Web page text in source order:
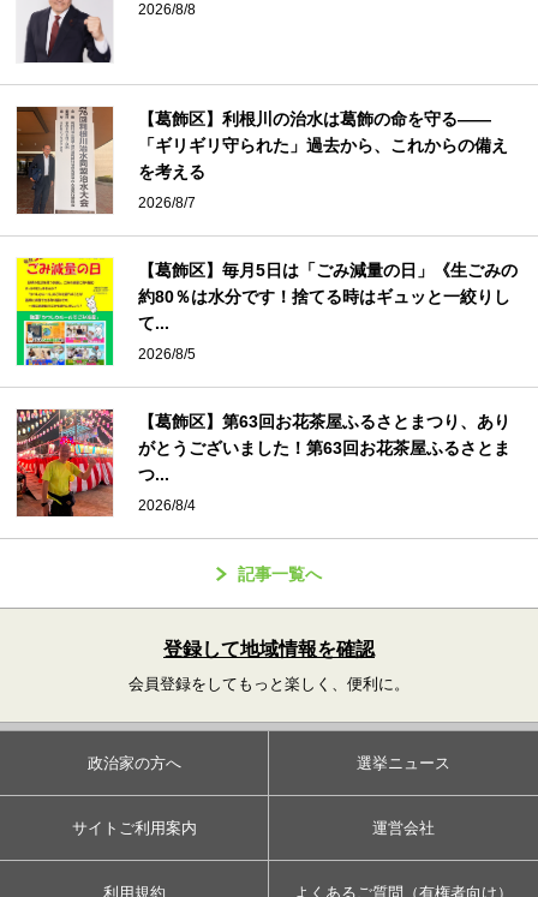
2026/8/8
【葛飾区】利根川の治水は葛飾の命を守る――
「ギリギリ守られた」過去から、これからの備え
を考える
2026/8/7
【葛飾区】毎月5日は「ごみ減量の日」《生ごみの
約80％は水分です！捨てる時はギュッと一絞りし
て...
2026/8/5
【葛飾区】第63回お花茶屋ふるさとまつり、あり
がとうございました！第63回お花茶屋ふるさとま
つ...
2026/8/4
記事一覧へ
登録して地域情報を確認
会員登録をしてもっと楽しく、便利に。
政治家の方へ 選挙ニュース
サイトご利用案内 運営会社
利用規約 よくあるご質問（有権者向け）